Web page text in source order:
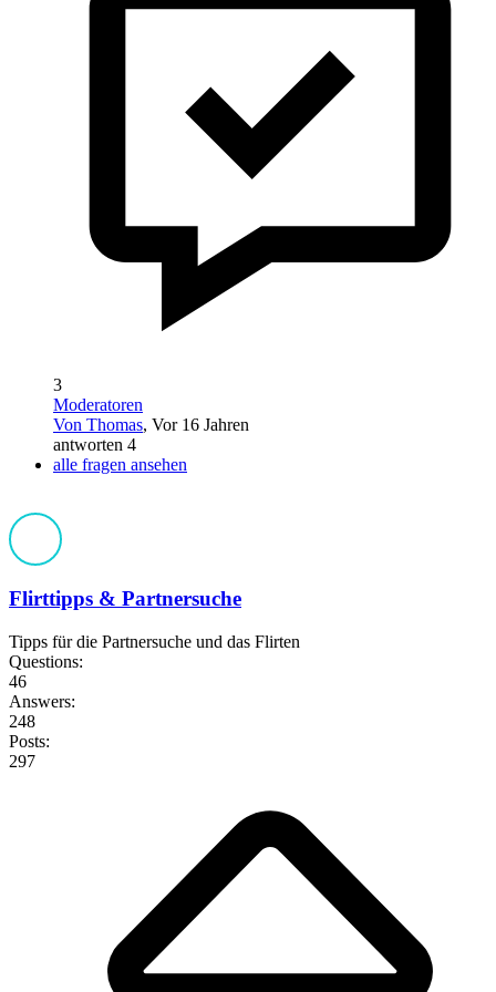
3
Moderatoren
Von Thomas, Vor 16 Jahren
antworten 4
alle fragen ansehen
Flirttipps & Partnersuche
Tipps für die Partnersuche und das Flirten
Questions:
46
Answers:
248
Posts:
297